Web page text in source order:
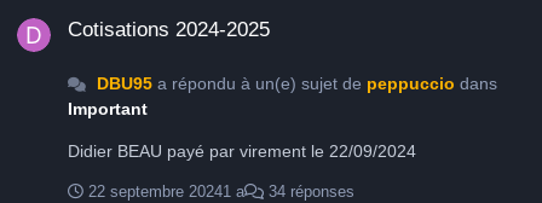
Cotisations 2024-2025
DBU95a répondu à un(e) sujet de peppuccio dans
Important
Didier BEAU payé par virement le 22/09/2024
22 septembre 20241 a 34 réponses